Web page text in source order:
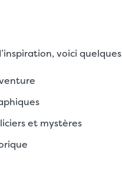
voici quelques
et mystères